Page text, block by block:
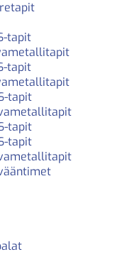
tapit
tapit
tapit
tapit
tapit